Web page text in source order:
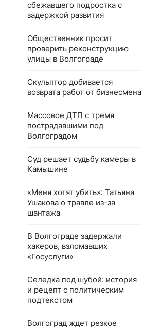
сбежавшего подростка с
задержкой развития
Общественник просит
проверить реконструкцию
улицы в Волгограде
Скульптор добивается
возврата работ от бизнесмена
Массовое ДТП с тремя
пострадавшими под
Волгоградом
Суд решает судьбу камеры в
Камышине
«Меня хотят убить»: Татьяна
Ушакова о травле из-за
шантажа
В Волгограде задержали
хакеров, взломавших
«Госуслуги»
Селедка под шубой: история
и рецепт с политическим
подтекстом
Волгоград ждет резкое